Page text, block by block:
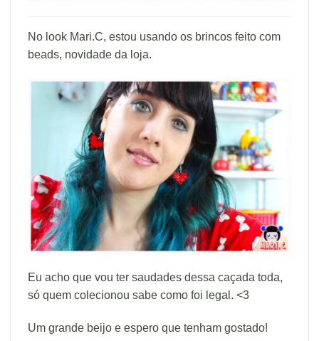
No look Mari.C, estou usando os brincos feito com
beads, novidade da loja.
Eu acho que vou ter saudades dessa caçada toda,
só quem colecionou sabe como foi legal. <3
Um grande beijo e espero que tenham gostado!